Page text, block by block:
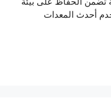
أحدث المعدات